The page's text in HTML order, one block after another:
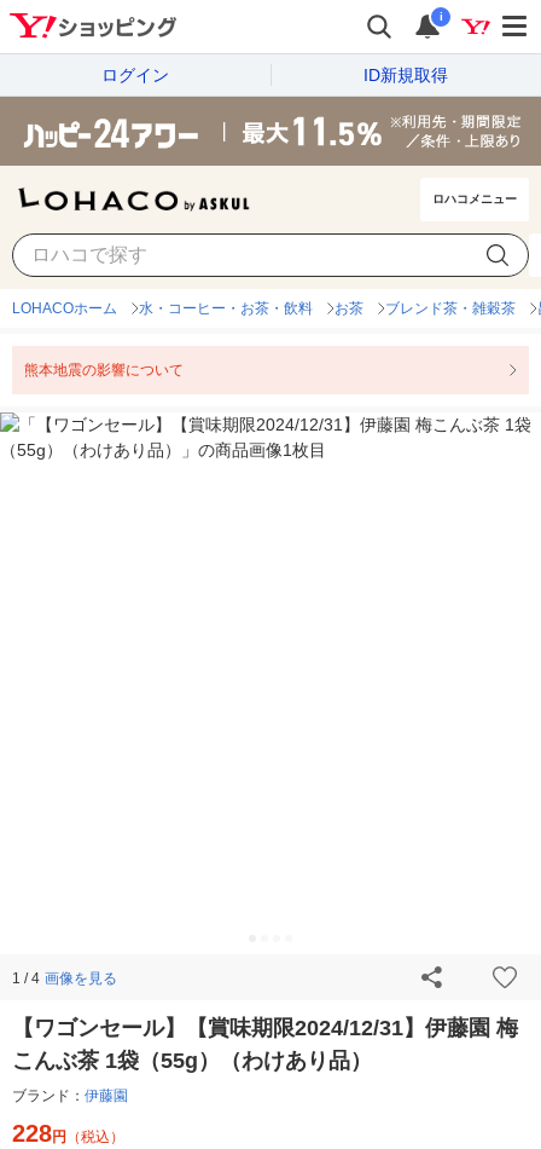
i
ログイン ID新規取得
ロハコメニュー
LOHACOホーム 水・コーヒー・お茶・飲料 お茶 ブレンド茶・雑穀茶
熊本地震の影響について
1 / 4 画像を見る
【ワゴンセール】【賞味期限2024/12/31】伊藤園 梅
こんぶ茶 1袋（55g）（わけあり品）
ブランド： 伊藤園
228円 （税込）